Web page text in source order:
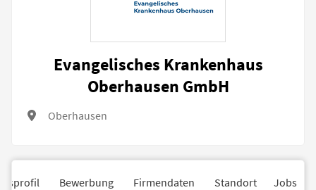
Evangelisches Krankenhaus
Oberhausen GmbH
Oberhausen
Bewerbung Firmendaten Standort Jobs